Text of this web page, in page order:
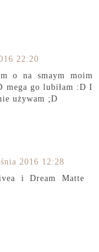
22:20
o na smaym moim
mega go lubiłam :D I
używam ;D
2016 12:28
i Dream Matte